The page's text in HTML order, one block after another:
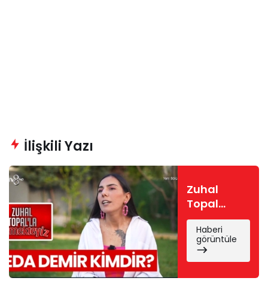
İlişkili Yazı
Zuhal
Topal
Yemekteyiz
Seda
kimdir?
Seda
Demir
Haberi
görüntüle